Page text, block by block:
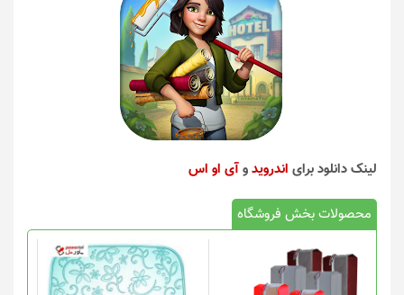
لینک دانلود برای اندرویدوآی او اس
محصولات بخش فروشگاه